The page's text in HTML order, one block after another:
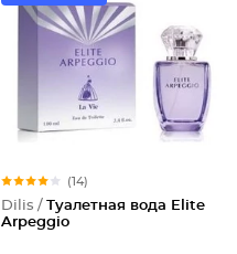
(14)
Dilis / Туалетная вода Elite
Arpeggio